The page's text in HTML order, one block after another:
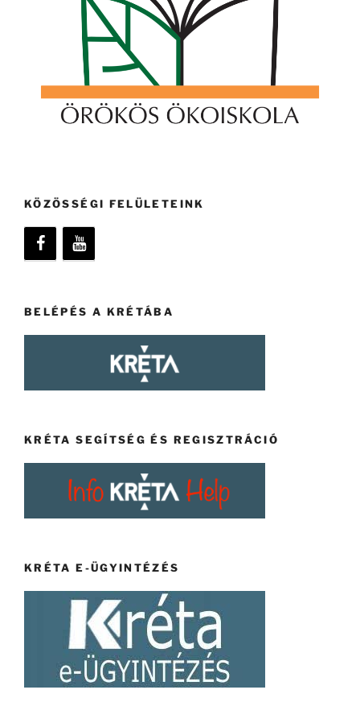
KÖZÖSSÉGI FELÜLETEINK
BELÉPÉS A KRÉTÁBA
KRÉTA SEGÍTSÉG ÉS REGISZTRÁCIÓ
KRÉTA E-ÜGYINTÉZÉS